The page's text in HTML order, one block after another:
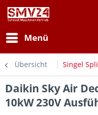
Menü
Übersicht Singel
Daikin Sky Air
10kW 230V